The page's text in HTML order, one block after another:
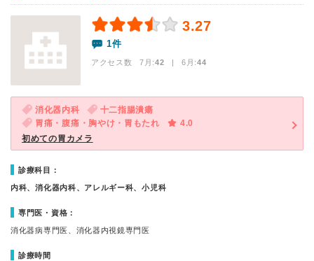
3.27
1件
アクセス数 7月:42 | 6月:44
消化器内科
十二指腸潰瘍
胃痛・腹痛・胸やけ・胃もたれ
4.0
初めての胃カメラ
診療科目：
内科、消化器内科、アレルギー科、小児科
専門医・資格：
消化器病専門医、消化器内視鏡専門医
診療時間